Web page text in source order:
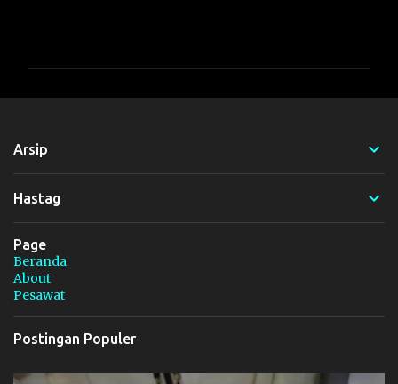
Arsip
Hastag
Page
Beranda
About
Pesawat
Postingan Populer